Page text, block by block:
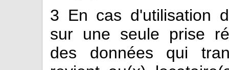
3 En cas d'utilisation
sur une seule prise
des données qui